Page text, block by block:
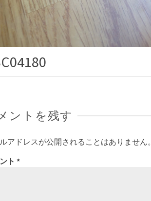
ントを残す
アドレスが公開されることはありません。
ト *